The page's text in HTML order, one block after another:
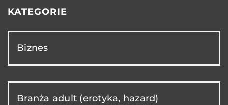
KATEGORIE
Biznes
Branża adult (erotyka, hazard)